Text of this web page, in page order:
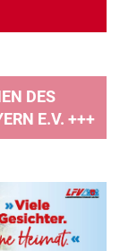
DES
E.V. +++